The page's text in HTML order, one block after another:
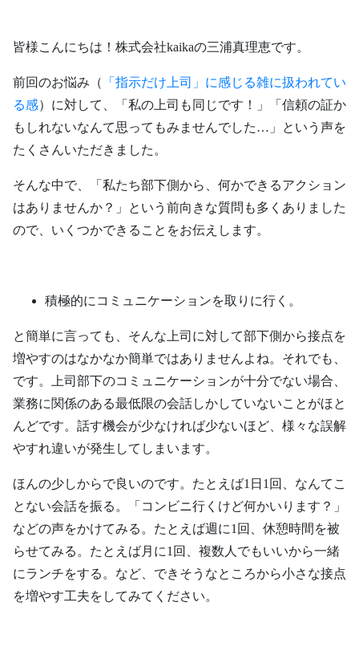
皆様こんにちは！株式会社kaikaの三浦真理恵です。
前回のお悩み（
「指示だけ上司」に感じる雑に扱われてい
る感）に対して、「私の上司も同じです！」「信頼の証か
もしれないなんて思ってもみませんでした…」という声を
たくさんいただきました。
そんな中で、「私たち部下側から、何かできるアクション
はありませんか？」という前向きな質問も多くありました
ので、いくつかできることをお伝えします。
積極的にコミュニケーションを取りに行く。
と簡単に言っても、そんな上司に対して部下側から接点を
増やすのはなかなか簡単ではありませんよね。それでも、
です。上司部下のコミュニケーションが十分でない場合、
業務に関係のある最低限の会話しかしていないことがほと
んどです。話す機会が少なければ少ないほど、様々な誤解
やすれ違いが発生してしまいます。
ほんの少しからで良いのです。たとえば1日1回、なんてこ
とない会話を振る。「コンビニ行くけど何かいります？」
などの声をかけてみる。たとえば週に1回、休憩時間を被
らせてみる。たとえば月に1回、複数人でもいいから一緒
にランチをする。など、できそうなところから小さな接点
を増やす工夫をしてみてください。